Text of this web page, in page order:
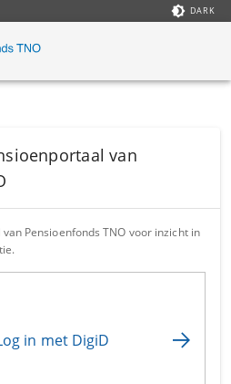
brightness_4 DARK
van
Pensioenfonds TNO voor inzicht in
in met DigiD